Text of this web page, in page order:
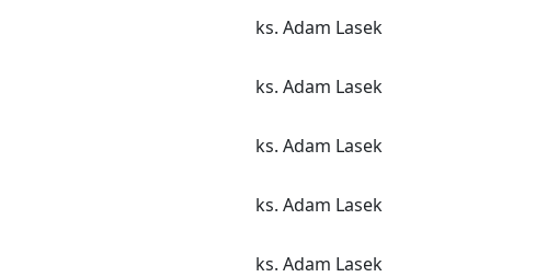
ks. Adam Lasek
ks. Adam Lasek
ks. Adam Lasek
ks. Adam Lasek
ks. Adam Lasek